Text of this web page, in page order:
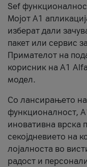
Sef
Мојот А1
изберат дали
пакет или сервис
Примателот на
корисник на А1
модел.
Со лансирањето
функционалност,
иновативна врска
секојдневието на
лојалноста во
радост и